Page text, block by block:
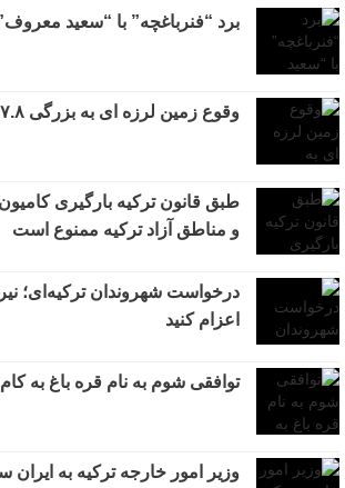
برد “فنرباغچه” با “سعید
وقوع زمین لرزه ای به بزرگی ۷.۸ ریشتر جنوب ترکیه
طبق قانون ترکیه بارگیری کامیون
و مناطق آزاد ترکیه ممنوع است
درخواست شهروندان ترکیه‌ای؛
اعزام کنید
توافقی شوم به نام قره باغ به
وزیر امور خارجه ترکیه به